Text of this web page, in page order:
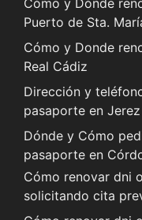
Cómo y Dónde
Puerto de Sta.
Cómo y Donde
Real Cádiz
Dirección y
pasaporte en
Dónde y Cómo
pasaporte en
Cómo renovar dni
solicitando cita